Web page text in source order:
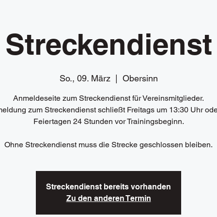
Streckendienst
So., 09. März
  |
Obersinn
Anmeldeseite zum Streckendienst für Vereinsmitglieder.
zum Streckendienst schließt Freitags um 13:30 Uhr
Feiertagen 24 Stunden vor Trainingsbeginn.
Ohne Streckendienst muss die Strecke geschlossen bleiben.
Streckendienst bereits vorhanden
Zu den anderen Termin